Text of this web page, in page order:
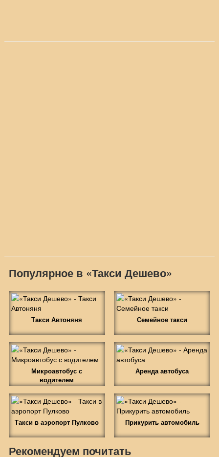
Популярное в «Такси Дешево»
Такси Автоняня Семейное такси
Микроавтобус с
водителем
Аренда автобуса
Такси в аэропорт Пулково Прикурить автомобиль
Рекомендуем почитать